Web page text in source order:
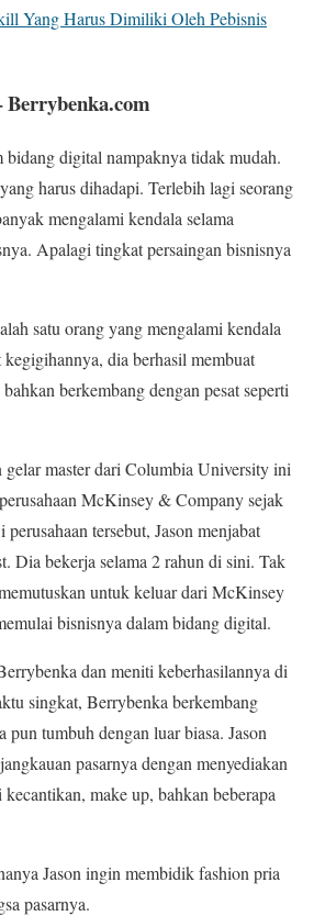
Yang Harus Dimiliki Oleh Pebisnis
Berrybenka.com
bidang digital nampaknya tidak mudah.
harus dihadapi. Terlebih lagi seorang
mengalami kendala selama
Apalagi tingkat persaingan bisnisnya
satu orang yang mengalami kendala
dia berhasil membuat
berkembang dengan pesat seperti
gelar master dari Columbia University ini
McKinsey & Company sejak
tersebut, Jason menjabat
Dia bekerja selama 2 rahun di sini. Tak
untuk keluar dari McKinsey
bisnisnya dalam bidang digital.
dan meniti keberhasilannya di
singkat, Berrybenka berkembang
pun tumbuh dengan luar biasa. Jason
pasarnya dengan menyediakan
make up, bahkan beberapa
Jason ingin membidik fashion pria
pasarnya.